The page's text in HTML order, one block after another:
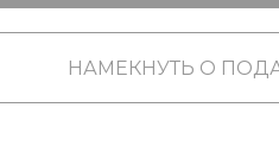
НАМЕКНУТЬ О